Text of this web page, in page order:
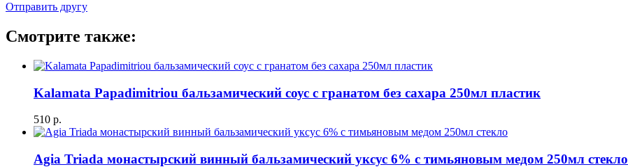
Отправить другу
Смотрите также:
Kalamata Papadimitriou бальзамический соус с гранатом без сахара 250мл пластик
510 р.
Agia Triada монастырский винный бальзамический уксус 6% с тимьяновым медом 250мл стекло